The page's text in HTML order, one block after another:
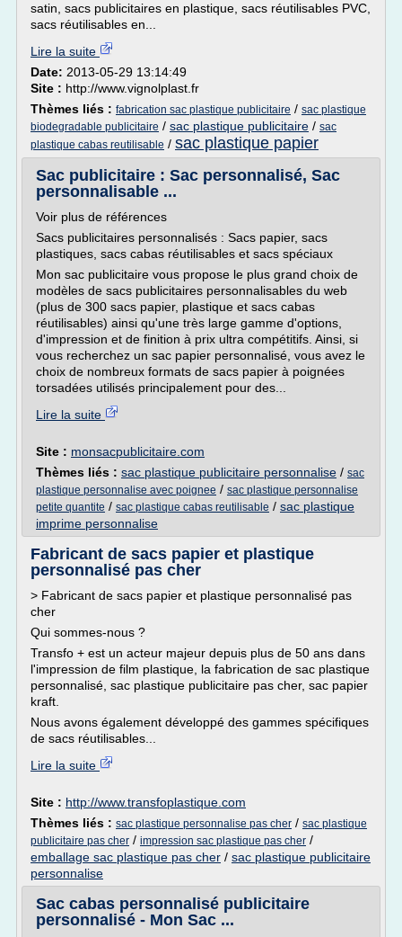
satin, sacs publicitaires en plastique, sacs réutilisables PVC,
sacs réutilisables en...
Lire la suite
Date: 2013-05-29 13:14:49
Site : http://www.vignolplast.fr
Thèmes liés : fabrication sac plastique publicitaire / sac plastique
biodegradable publicitaire / sac plastique publicitaire / sac
plastique cabas reutilisable / sac plastique papier
Sac publicitaire : Sac personnalisé, Sac
personnalisable ...
Voir plus de références
Sacs publicitaires personnalisés : Sacs papier, sacs
plastiques, sacs cabas réutilisables et sacs spéciaux
Mon sac publicitaire vous propose le plus grand choix de
modèles de sacs publicitaires personnalisables du web
(plus de 300 sacs papier, plastique et sacs cabas
réutilisables) ainsi qu'une très large gamme d'options,
d'impression et de finition à prix ultra compétitifs. Ainsi, si
vous recherchez un sac papier personnalisé, vous avez le
choix de nombreux formats de sacs papier à poignées
torsadées utilisés principalement pour des...
Lire la suite
Site : monsacpublicitaire.com
Thèmes liés : sac plastique publicitaire personnalise / sac
plastique personnalise avec poignee / sac plastique personnalise
petite quantite / sac plastique cabas reutilisable / sac plastique
imprime personnalise
Fabricant de sacs papier et plastique
personnalisé pas cher
> Fabricant de sacs papier et plastique personnalisé pas
cher
Qui sommes-nous ?
Transfo + est un acteur majeur depuis plus de 50 ans dans
l'impression de film plastique, la fabrication de sac plastique
personnalisé, sac plastique publicitaire pas cher, sac papier
kraft.
Nous avons également développé des gammes spécifiques
de sacs réutilisables...
Lire la suite
Site : http://www.transfoplastique.com
Thèmes liés : sac plastique personnalise pas cher / sac plastique
publicitaire pas cher / impression sac plastique pas cher /
emballage sac plastique pas cher / sac plastique publicitaire
personnalise
Sac cabas personnalisé publicitaire
personnalisé - Mon Sac ...